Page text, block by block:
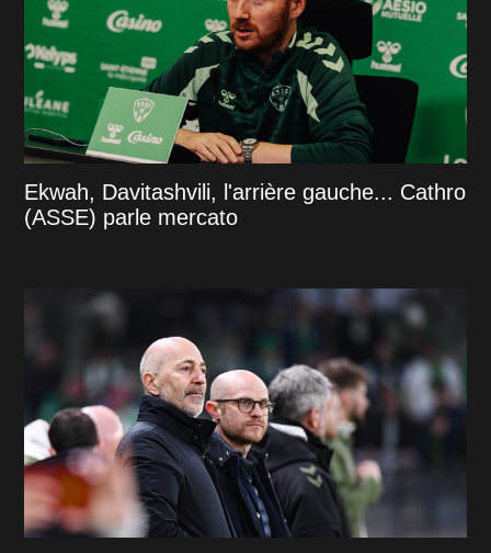
Ekwah, Davitashvili, l'arrière gauche... Cathro
(ASSE) parle mercato